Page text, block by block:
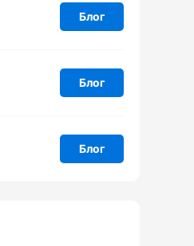
Блог
Блог
Блог